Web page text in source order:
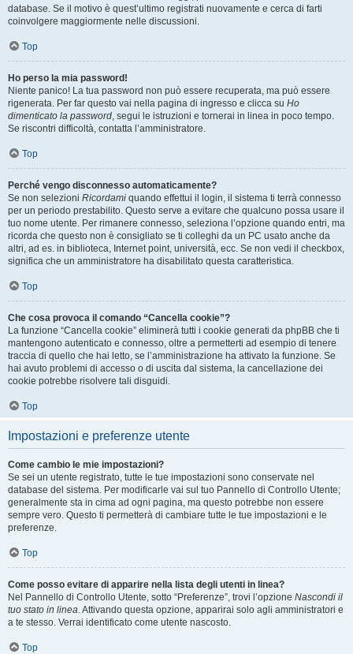
database. Se il motivo è quest’ultimo registrati nuovamente e cerca di farti
coinvolgere maggiormente nelle discussioni.
Top
Ho perso la mia password!
Niente panico! La tua password non può essere recuperata, ma può essere
rigenerata. Per far questo vai nella pagina di ingresso e clicca su Ho
dimenticato la password, segui le istruzioni e tornerai in linea in poco tempo.
Se riscontri difficoltà, contatta l’amministratore.
Top
Perché vengo disconnesso automaticamente?
Se non selezioni Ricordami quando effettui il login, il sistema ti terrà connesso
per un periodo prestabilito. Questo serve a evitare che qualcuno possa usare il
tuo nome utente. Per rimanere connesso, seleziona l’opzione quando entri, ma
ricorda che questo non è consigliato se ti colleghi da un PC usato anche da
altri, ad es. in biblioteca, Internet point, università, ecc. Se non vedi il checkbox,
significa che un amministratore ha disabilitato questa caratteristica.
Top
Che cosa provoca il comando “Cancella cookie”?
La funzione “Cancella cookie” eliminerà tutti i cookie generati da phpBB che ti
mantengono autenticato e connesso, oltre a permetterti ad esempio di tenere
traccia di quello che hai letto, se l’amministrazione ha attivato la funzione. Se
hai avuto problemi di accesso o di uscita dal sistema, la cancellazione dei
cookie potrebbe risolvere tali disguidi.
Top
Impostazioni e preferenze utente
Come cambio le mie impostazioni?
Se sei un utente registrato, tutte le tue impostazioni sono conservate nel
database del sistema. Per modificarle vai sul tuo Pannello di Controllo Utente;
generalmente sta in cima ad ogni pagina, ma questo potrebbe non essere
sempre vero. Questo ti permetterà di cambiare tutte le tue impostazioni e le
preferenze.
Top
Come posso evitare di apparire nella lista degli utenti in linea?
Nel Pannello di Controllo Utente, sotto “Preferenze”, trovi l’opzione Nascondi il
tuo stato in linea. Attivando questa opzione, apparirai solo agli amministratori e
a te stesso. Verrai identificato come utente nascosto.
Top